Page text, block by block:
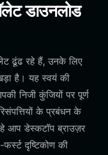
डाउनलोड
ढूंढ रहे हैं, उनके लिए
है। यह स्वयं की
निजी कुंजियों पर पूर्ण
के प्रबंधन के
आप डेस्कटॉप ब्राउज़र
दृष्टिकोण की